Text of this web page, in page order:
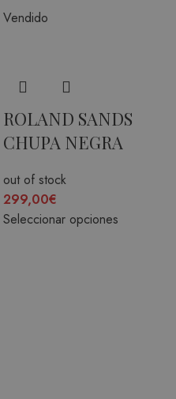
Vendido
ROLAND SANDS
CHUPA NEGRA
out of stock
299,00€
Seleccionar opciones